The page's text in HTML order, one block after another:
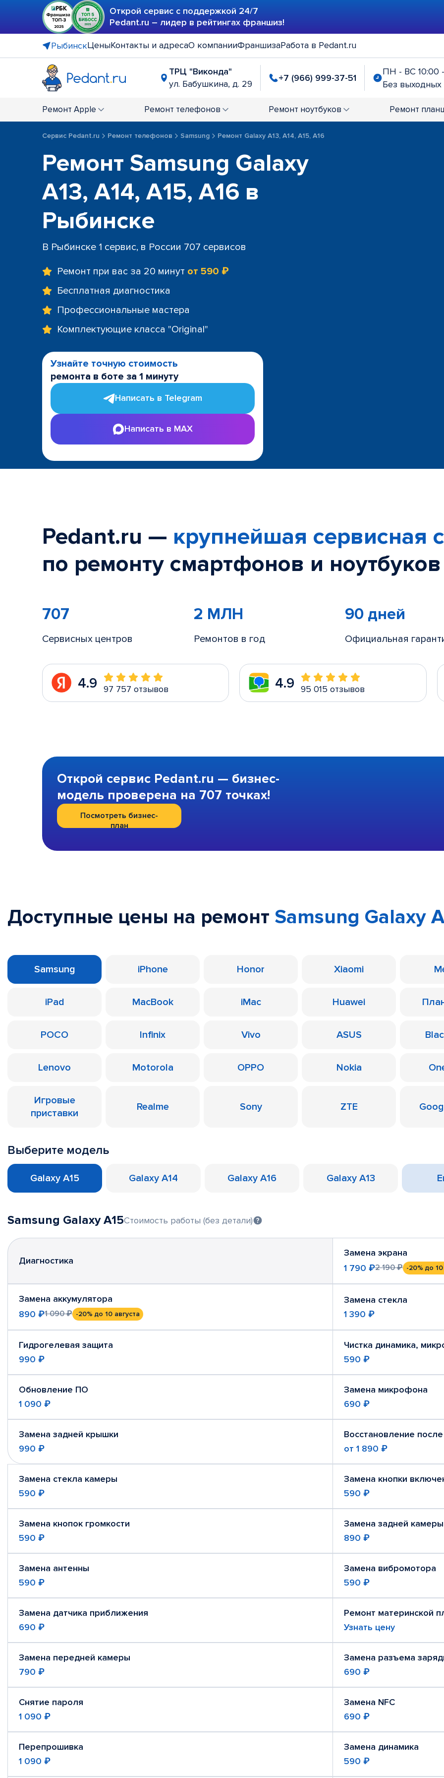
Открой сервис с поддержкой 24/7
Pedant.ru – лидер в рейтингах франшиз!
РыбинскЦеныКонтакты и адресаО компанииФраншизаРабота в Pedant.ru
ТРЦ "Виконда"
ул. Бабушкина, д. 29
+7 (966) 999-37-51
ПН - ВС 10:00
Без выходных
Ремонт Apple Ремонт телефонов Ремонт ноутбуков Ремонт
Сервис Pedant.ru Ремонт телефонов Samsung Ремонт Galaxy A13, A14, A15, A16
Ремонт Samsung Galaxy
A13, A14, A15, A16 в
Рыбинске
В Рыбинске 1 сервис, в России 707 сервисов
Ремонт при вас за 20 минут от 590 ₽
Бесплатная диагностика
Профессиональные мастера
Комплектующие класса "Original"
Узнайте точную стоимость
ремонта в боте за 1 минуту
Написать в Telegram
Написать в MAX
Pedant.ru — крупнейшая сервисная
по ремонту смартфонов и
707
Сервисных центров
2 МЛН
Ремонтов в год
90 дней
Официальная
4.9 97 757 отзывов 4.9 95 015 отзывов
Открой сервис Pedant.ru — бизнес-
модель проверена на 707 точках!
Посмотреть бизнес-
план
Доступные цены на ремонт Samsung Galaxy
Samsung iPhone Honor Xiaomi
iPad MacBook iMac Huawei
POCO Infinix Vivo ASUS
Lenovo Motorola OPPO Nokia
Игровые
приставки
Realme Sony ZTE
Выберите модель
Galaxy A15 Galaxy A14 Galaxy A16 Galaxy A13
Samsung Galaxy A15Стоимость работы (без детали)
Диагностика
Замена экрана
1 790 ₽2 190 ₽ -20% до 10
Замена аккумулятора
890 ₽1 090 ₽ -20% до 10 августа
Замена стекла
1 390 ₽
Гидрогелевая защита
990 ₽
Чистка динамика,
590 ₽
Обновление ПО
1 090 ₽
Замена микрофона
690 ₽
Замена задней крышки
990 ₽
Восстановление
от 1 890 ₽
Замена стекла камеры
590 ₽
Замена кнопки
590 ₽
Замена кнопок громкости
590 ₽
Замена задней камеры
890 ₽
Замена антенны
590 ₽
Замена вибромотора
590 ₽
Замена датчика приближения
690 ₽
Ремонт материнской
Узнать цену
Замена передней камеры
790 ₽
Замена разъема
690 ₽
Снятие пароля
1 090 ₽
Замена NFC
690 ₽
Перепрошивка
1 090 ₽
Замена динамика
590 ₽